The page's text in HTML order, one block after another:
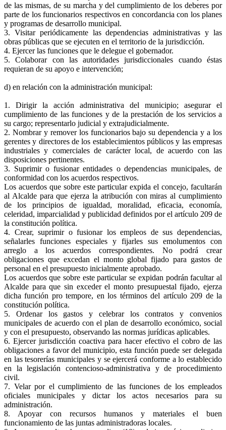
de las mismas, de su marcha y del cumplimiento de los deberes por
parte de los funcionarios respectivos en concordancia con los planes
y programas de desarrollo municipal.
3. Visitar periódicamente las dependencias administrativas y las
obras públicas que se ejecuten en el territorio de la jurisdicción.
4. Ejercer las funciones que le delegue el gobernador.
5. Colaborar con las autoridades jurisdiccionales cuando éstas
requieran de su apoyo e intervención;
d) en relación con la administración municipal:
1. Dirigir la acción administrativa del municipio; asegurar el
cumplimiento de las funciones y de la prestación de los servicios a
su cargo; representarlo judicial y extrajudicialmente.
2. Nombrar y remover los funcionarios bajo su dependencia y a los
gerentes y directores de los establecimientos públicos y las empresas
industriales y comerciales de carácter local, de acuerdo con las
disposiciones pertinentes.
3. Suprimir o fusionar entidades o dependencias municipales, de
conformidad con los acuerdos respectivos.
Los acuerdos que sobre este particular expida el concejo, facultarán
al Alcalde para que ejerza la atribución con miras al cumplimiento
de los principios de igualdad, moralidad, eficacia, economía,
celeridad, imparcialidad y publicidad definidos por el artículo 209 de
la constitución política.
4. Crear, suprimir o fusionar los empleos de sus dependencias,
señalarles funciones especiales y fijarles sus emolumentos con
arreglo a los acuerdos correspondientes. No podrá crear
obligaciones que excedan el monto global fijado para gastos de
personal en el presupuesto inicialmente aprobado.
Los acuerdos que sobre este particular se expidan podrán facultar al
Alcalde para que sin exceder el monto presupuestal fijado, ejerza
dicha función pro tempore, en los términos del artículo 209 de la
constitución política.
5. Ordenar los gastos y celebrar los contratos y convenios
municipales de acuerdo con el plan de desarrollo económico, social
y con el presupuesto, observando las normas jurídicas aplicables.
6. Ejercer jurisdicción coactiva para hacer efectivo el cobro de las
obligaciones a favor del municipio, esta función puede ser delegada
en las tesorerías municipales y se ejercerá conforme a lo establecido
en la legislación contencioso-administrativa y de procedimiento
civil.
7. Velar por el cumplimiento de las funciones de los empleados
oficiales municipales y dictar los actos necesarios para su
administración.
8. Apoyar con recursos humanos y materiales el buen
funcionamiento de las juntas administradoras locales.